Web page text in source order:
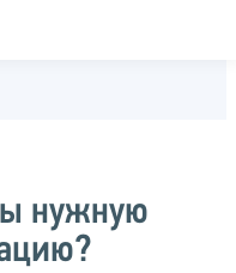
нужную